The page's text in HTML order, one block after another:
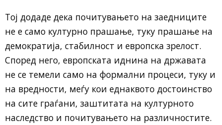
Тој додаде дека почитувањето на заедниците
не е само културно прашање, туку прашање на
демократија, стабилност и европска зрелост.
Според него, европската иднина на државата
не се темели само на формални процеси, туку и
на вредности, меѓу кои еднаквото достоинство
на сите граѓани, заштитата на културното
наследство и почитувањето на различностите.